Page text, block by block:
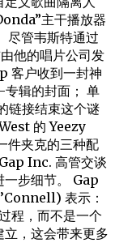
主干播放器
尽管韦斯特通过
他的唱片公司发
客户收到一封神
辑的封面； 单
链接结束这个谜
的 Yeezy
件夹克的三种配
Inc. 高管交谈
一步细节。 Gap
表示：
程，而不是一个
，这会带来更多